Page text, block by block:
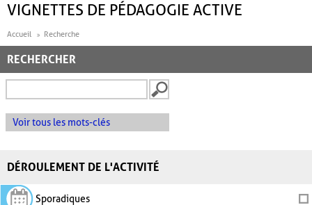
VIGNETTES DE PÉDAGOGIE ACTIVE
Accueil Recherche
RECHERCHER
Voir tous les mots-clés
DÉROULEMENT DE L'ACTIVITÉ
Sporadiques